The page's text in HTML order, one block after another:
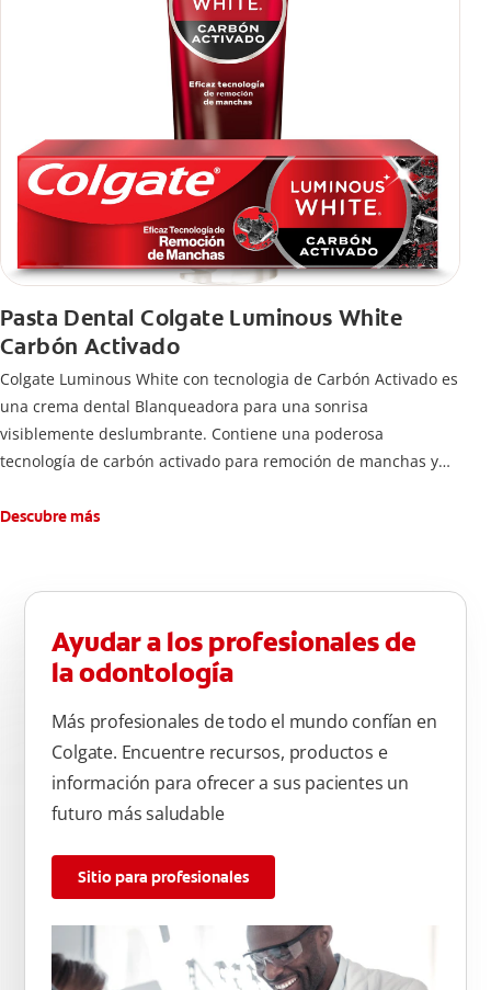
Pasta Dental Colgate Luminous White
Carbón Activado
Colgate Luminous White con tecnologia de Carbón Activado es
una crema dental Blanqueadora para una sonrisa
visiblemente deslumbrante. Contiene una poderosa
tecnología de carbón activado para remoción de manchas y
Descubre más
Ayudar a los profesionales de
la odontología
Más profesionales de todo el mundo confían en
Colgate. Encuentre recursos, productos e
información para ofrecer a sus pacientes un
futuro más saludable
Sitio para profesionales